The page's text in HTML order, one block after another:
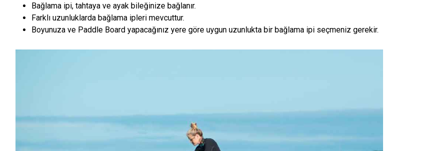
Bağlama ipi, tahtaya ve ayak bileğinize bağlanır.
Farklı uzunluklarda bağlama ipleri mevcuttur.
Boyunuza ve Paddle Board yapacağınız yere göre uygun uzunlukta bir bağlama ipi seçmeniz gerekir.